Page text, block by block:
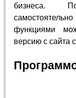
бизнеса.
функциями
версию с сайта